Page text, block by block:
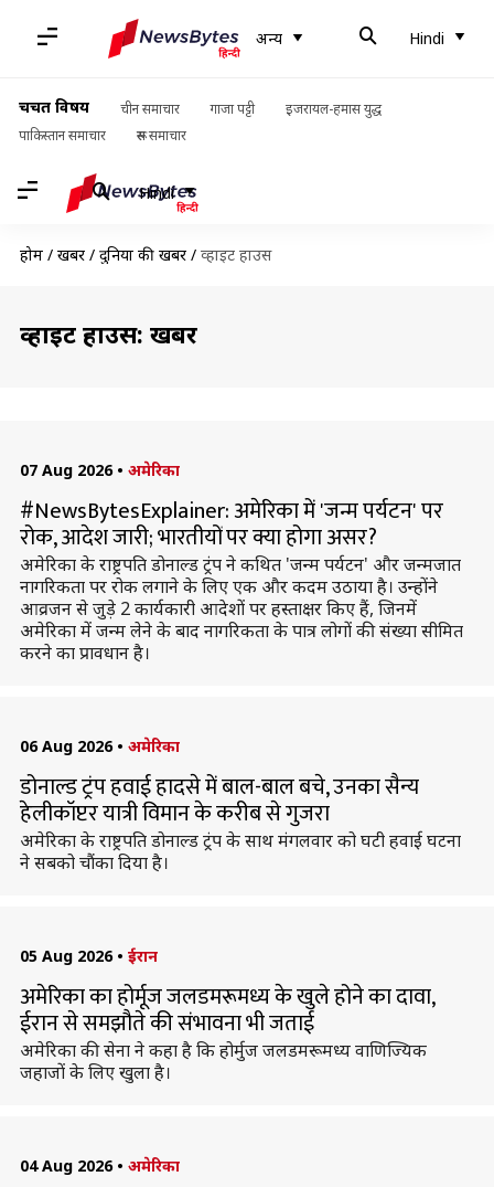
अन्य Hindi
चर्चित विषय चीन समाचार गाजा पट्टी
इजरायल-हमास युद्ध
पाकिस्तान समाचार
रूस समाचार
Hindi
होम / खबरें / दुनिया की खबरें / व्हाइट हाउस
व्हाइट हाउस: खबरें
07 Aug 2026 • अमेरिका
#NewsBytesExplainer: अमेरिका में 'जन्म पर्यटन' पर
रोक, आदेश जारी; भारतीयों पर क्या होगा असर?
अमेरिका के राष्ट्रपति डोनाल्ड ट्रंप ने कथित 'जन्म पर्यटन' और जन्मजात
नागरिकता पर रोक लगाने के लिए एक और कदम उठाया है। उन्होंने
आव्रजन से जुड़े 2 कार्यकारी आदेशों पर हस्ताक्षर किए हैं, जिनमें
अमेरिका में जन्म लेने के बाद नागरिकता के पात्र लोगों की संख्या सीमित
करने का प्रावधान है।
06 Aug 2026 • अमेरिका
डोनाल्ड ट्रंप हवाई हादसे में बाल-बाल बचे, उनका सैन्य
हेलीकॉप्टर यात्री विमान के करीब से गुजरा
अमेरिका के राष्ट्रपति डोनाल्ड ट्रंप के साथ मंगलवार को घटी हवाई घटना
ने सबको चौंका दिया है।
05 Aug 2026 • ईरान
अमेरिका का होर्मूज जलडमरूमध्य के खुले होने का दावा,
ईरान से समझौते की संभावना भी जताई
अमेरिका की सेना ने कहा है कि होर्मुज जलडमरूमध्य वाणिज्यिक
जहाजों के लिए खुला है।
04 Aug 2026 • अमेरिका